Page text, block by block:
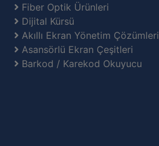
Fiber Optik Ürünleri
Dijital Kürsü
Akıllı Ekran Yönetim Çözümleri
Asansörlü Ekran Çeşitleri
Barkod / Karekod Okuyucu